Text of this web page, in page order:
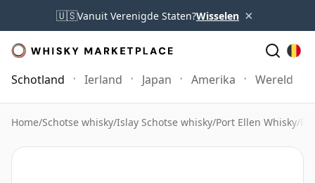
🇺🇸Vanuit Verenigde Staten?Wisselen ×
Schotland Ierland Japan Amerika Wereld
Home/Schotse whisky/Islay Schotse whisky/Port Ellen Whisky/